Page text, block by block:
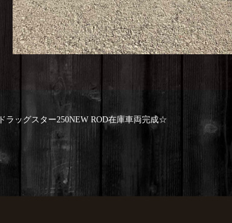
ドラッグスター250NEW ROD在庫車両完成☆